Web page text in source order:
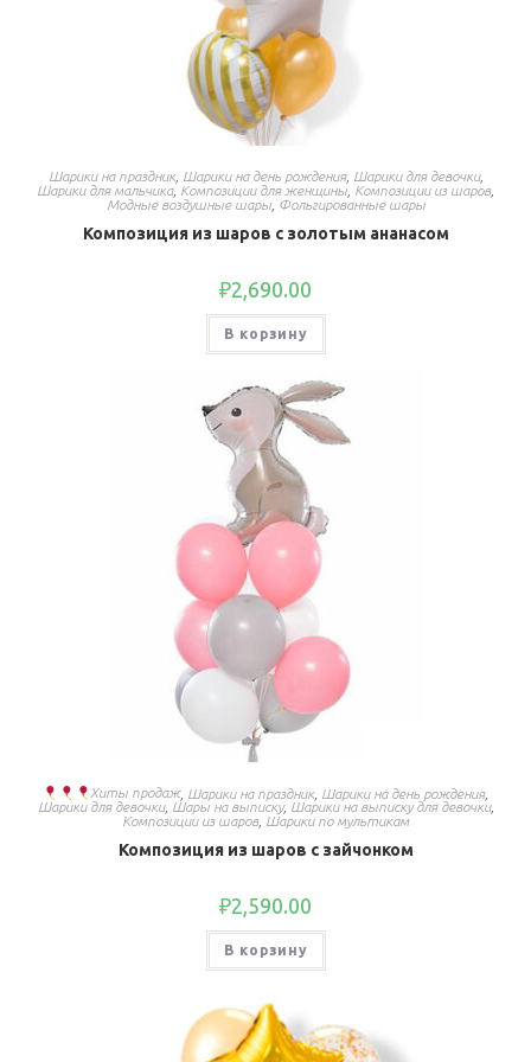
Шарики на праздник, Шарики на день рождения, Шарики для девочки,
Шарики для мальчика, Композиции для женщины Композиции из шаров,
Модные воздушные шары, Фольгированные шары
Композиция из шаров с золотым ананасом
₽2,690.00
В корзину
Хиты продаж, Шарики на праздник, Шарики на день рождения,
Шарики для девочки, Шары на выписку, Шарики на выписку для девочки,
Композиции из шаров, Шарики по мультикам
Композиция из шаров с зайчонком
₽2,590.00
В корзину